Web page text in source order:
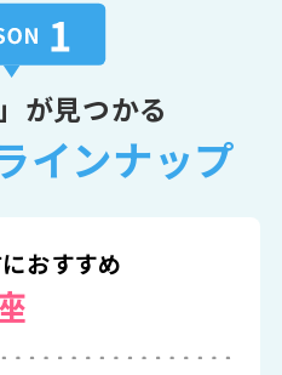
が見つかる
インナップ
おすすめ